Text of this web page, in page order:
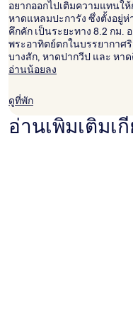
อยากออกไปเติมความแทนใ
หาดแหลมปะการัง ซึ่งตั้งอยู่ห่
คึกคัก เป็นระยะทาง 8.2 กม.
พระอาทิตย์ตกในบรรยากาศ
บางสัก, หาดปากวีป และ หา
อ่านน้อยลง
ดูที่พัก
อ่านเพิ่มเติมเ